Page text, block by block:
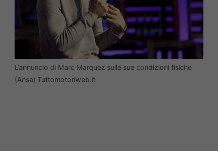
L’annuncio di Marc Marquez sulle sue condizioni fisiche
(Ansa) Tuttomotoriweb.it